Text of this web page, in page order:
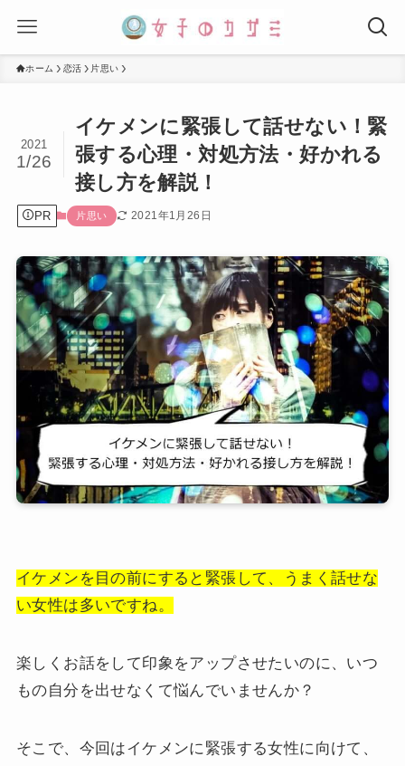
ホーム 恋活 片思い
イケメンに緊張して話せない！緊
張する心理・対処方法・好かれる
接し方を解説！
2021
1/26
PR 片思い 2021年1月26日
イケメンを目の前にすると緊張して、うまく話せな
い女性は多いですね。
楽しくお話をして印象をアップさせたいのに、いつ
もの自分を出せなくて悩んでいませんか？
そこで、今回はイケメンに緊張する女性に向けて、